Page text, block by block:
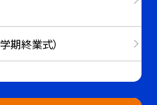
期終業式）